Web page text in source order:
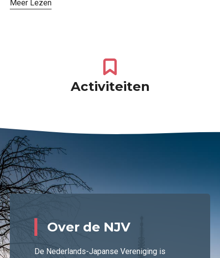
Meer Lezen
Activiteiten
Over de NJV
De Nederlands-Japanse Vereniging is